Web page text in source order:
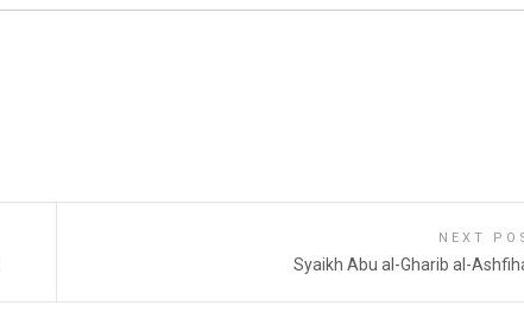
NEXT
Syaikh Abu al-Gharib al-